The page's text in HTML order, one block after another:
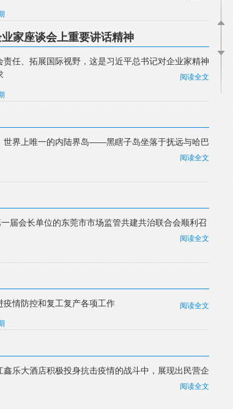
家座谈会上重要讲话精神
任、拓展国际视野，这是习近平总书记对企业家精神
阅读全文
世界上唯一的内陆界岛——黑瞎子岛坐落于抚远与哈巴
阅读全文
届会长单位的东莞市市场监管共建共治联合会顺利召
阅读全文
疫情防控和复工复产各项工作 阅读全文
乐大酒店积极投身抗击疫情的战斗中，展现出民营企
阅读全文